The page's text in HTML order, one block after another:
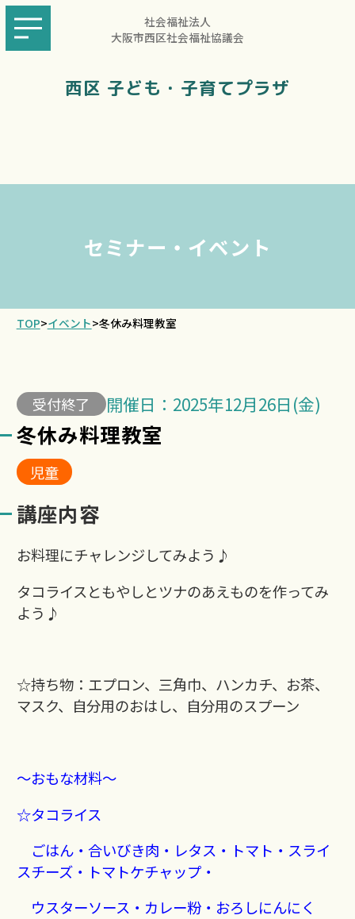
社会福祉法人
大阪市西区社会福祉協議会
西区 子ども・子育てプラザ
セミナー・イベント
TOP>イベント>冬休み料理教室
受付終了 開催日：2025年12月26日(金)
冬休み料理教室
児童
講座内容
お料理にチャレンジしてみよう♪
タコライスともやしとツナのあえものを作ってみ
よう♪
☆持ち物：エプロン、三角巾、ハンカチ、お茶、
マスク、自分用のおはし、自分用のスプーン
～おもな材料～
☆タコライス
ごはん・合いびき肉・レタス・トマト・スライ
スチーズ・トマトケチャップ・
ウスターソース・カレー粉・おろしにんにく